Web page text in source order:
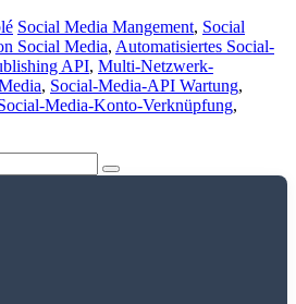
Social Media Mangement, Social
Social Media, Automatisiertes Social-
API, Multi-Netzwerk-
, Social-Media-API Wartung,
Media-Konto-Verknüpfung,